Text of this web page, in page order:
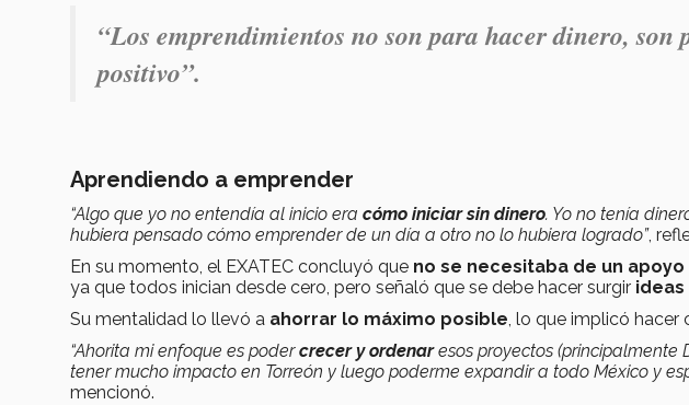
“Los emprendimientos no son para hacer dinero,
positivo”.
Aprendiendo a emprender
“Algo que yo no entendía al inicio era cómo iniciar sin dinero. Yo no tenía
hubiera pensado cómo emprender de un día a otro no lo hubiera logrado”,
En su momento, el EXATEC concluyó que no se necesitaba de un
ya que todos inician desde cero, pero señaló que se debe hacer surgir
Su mentalidad lo llevó a ahorrar lo máximo posible, lo que implicó hacer
“Ahorita mi enfoque es podercrecer y ordenaresos proyectos (principalmente
tener mucho impacto en Torreón y luego poderme expandir a todo México y
mencionó.